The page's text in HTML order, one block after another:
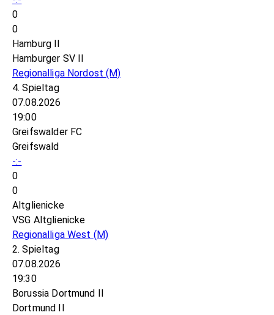
0
0
Hamburg II
Hamburger SV II
Regionalliga Nordost(M)
4. Spieltag
07.08.2026
19:00
Greifswalder FC
Greifswald
-:-
0
0
Altglienicke
VSG Altglienicke
Regionalliga West (M)
2. Spieltag
07.08.2026
19:30
Borussia Dortmund II
Dortmund II